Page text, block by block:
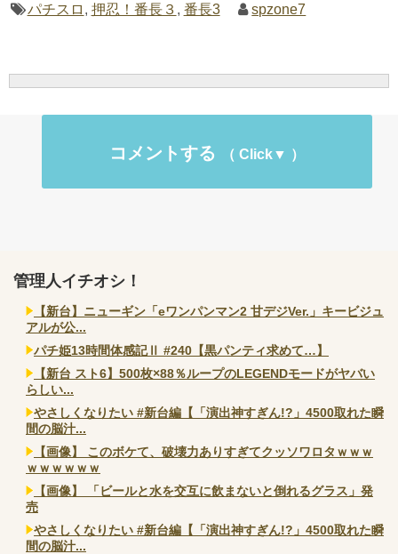
パチスロ , 押忍！番長３ , 番長3 spzone7
コメントする
管理人イチオシ！
【新台】ニューギン「eワンパンマン2 甘デジVer.」キービジュ
アルが公...
パチ姫13時間体感記Ⅱ #240【黒パンティ求めて…】
【新台 スト6】500枚×88％ループのLEGENDモードがヤバい
らしい...
やさしくなりたい #新台編【「演出神すぎん!?」4500取れた瞬
間の脳汁...
【画像】 このボケて、破壊力ありすぎてクッソワロタｗｗｗ
ｗｗｗｗｗｗ
【画像】 「ビールと水を交互に飲まないと倒れるグラス」発
売
やさしくなりたい #新台編【「演出神すぎん!?」4500取れた瞬
間の脳汁...